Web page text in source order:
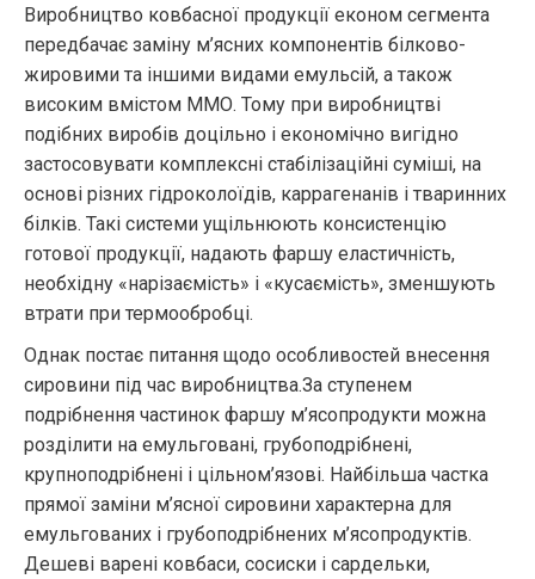
Виробництво ковбасної продукції економ сегмента
передбачає заміну м’ясних компонентів білково-
жировими та іншими видами емульсій, а також
високим вмістом ММО. Тому при виробництві
подібних виробів доцільно і економічно вигідно
застосовувати комплексні стабілізаційні суміші, на
основі різних гідроколоїдів, каррагенанів і тваринних
білків. Такі системи ущільнюють консистенцію
готової продукції, надають фаршу еластичність,
необхідну «нарізаємість» і «кусаємість», зменшують
втрати при термообробці.
Однак постає питання щодо особливостей внесення
сировини під час виробництва.За ступенем
подрібнення частинок фаршу м’ясопродукти можна
розділити на емульговані, грубоподрібнені,
крупноподрібнені і цільном’язові. Найбільша частка
прямої заміни м’ясної сировини характерна для
емульгованих і грубоподрібнених м’ясопродуктів.
Дешеві варені ковбаси, сосиски і сардельки,